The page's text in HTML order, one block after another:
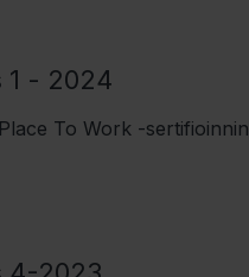
1 - 2024
To Work -sertifioinnin